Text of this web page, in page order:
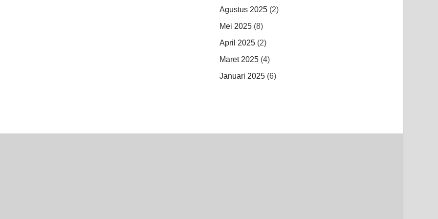
Agustus 2025 (2)
Mei 2025 (8)
April 2025 (2)
Maret 2025 (4)
Januari 2025 (6)